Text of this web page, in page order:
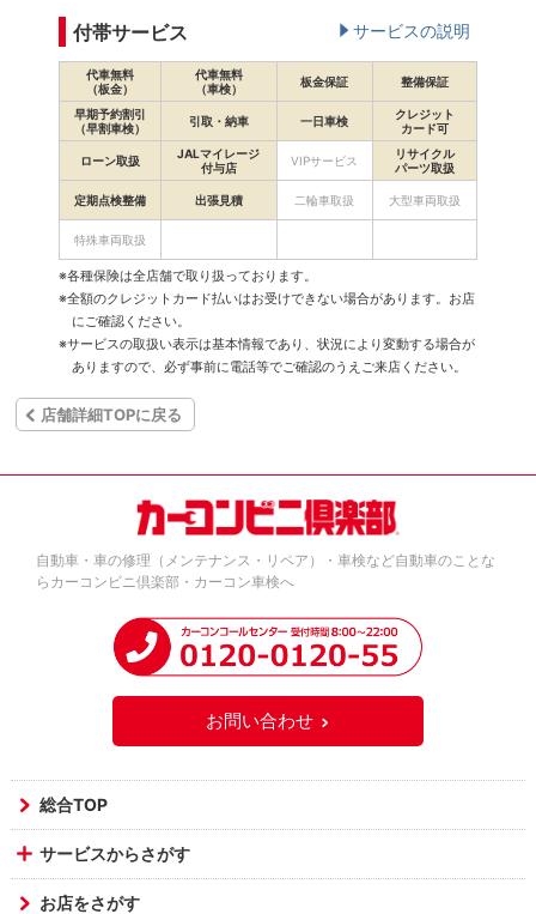
付帯サービス サービスの説明
代車無料
（板金）
代車無料
（車検）
板金保証 整備保証
早期予約割引
（早割車検）
引取・納車 一日車検
クレジット
カード可
ローン取扱
JALマイレージ
付与店
VIPサービス
リサイクル
パーツ取扱
定期点検整備 出張見積 二輪車取扱 大型車両取扱
特殊車両取扱
※各種保険は全店舗で取り扱っております。
※全額のクレジットカード払いはお受けできない場合があります。お店
にご確認ください。
※サービスの取扱い表示は基本情報であり、状況により変動する場合が
ありますので、必ず事前に電話等でご確認のうえご来店ください。
店舗詳細TOPに戻る
自動車・車の修理（メンテナンス・リペア）・車検など自動車のことな
らカーコンビニ倶楽部・カーコン車検へ
お問い合わせ
総合TOP
サービスからさがす
お店をさがす